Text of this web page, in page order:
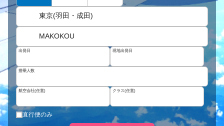
東京(羽田・成田)
MAKOKOU
出発日 現地出発日
搭乗人数
航空会社(任意) クラス(任意)
直行便のみ